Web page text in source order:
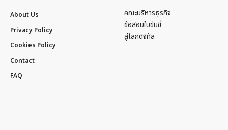
About Us
Privacy Policy
Cookies Policy
Contact
FAQ
คณะบริหารธุรกิจ
ข้อสอบใบขับขี่
สู่โลกดิจิทัล